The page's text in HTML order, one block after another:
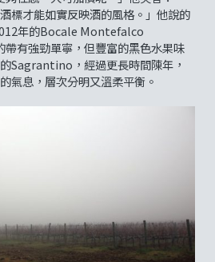
標才能如實反映酒的風格。」他說的
年的Bocale Montefalco
有強勁單寧，但豐富的黑色水果味
Sagrantino，經過更長時間陳年，
氣息，層次分明又溫柔平衡。